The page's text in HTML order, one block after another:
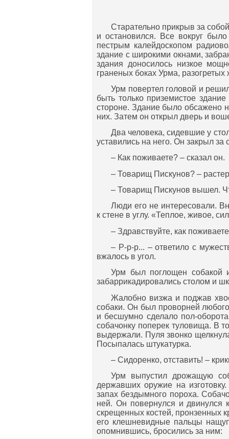
Старательно прикрыв за
и остановился. Все вокруг
пестрым калейдоскопом
здание с широкими окнами,
здания доносилось низкое
граненых боках Урма,
Урм повертел головой и
быть только приземистое
стороне. Здание было обсажено
них. Затем он открыл дверь и
Два человека, сидевшие у
уставились на него. Он закрыл
– Как поживаете? – сказал он.
– Товарищ Пискунов? –
– Товарищ Пискунов вышел.
Люди его не интересовали.
к стене в углу. «Теплое, живое,
– Здравствуйте, как
– Р-р-р... – ответило с
вжалось в угол.
Урм был поглощен собакой
забаррикадировались столом и
Жалобно визжа и поджав
собаки. Он был проворней
и бесшумно сделало пол-
собачонку поперек туловища. В
выдержали. Пуля звонко
Посыпалась штукатурка.
– Сидоренко, отставить! –
Урм выпустил дрожащую
державших оружие на
запах бездымного пороха.
ней. Он повернулся и двинулся
скрещенных костей, пронзенных
его клешневидные пальцы
опомнившись, бросились за ним: